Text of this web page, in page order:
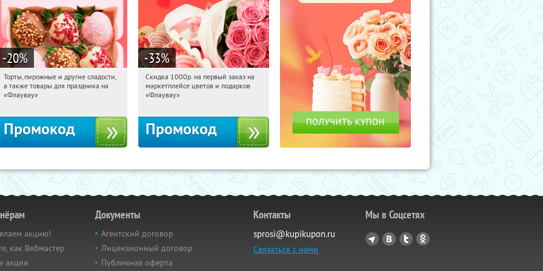
-20%
15:58:30 Получили:
Россия
Торты, пирожные и другие сладости,
а также товары для праздника на
«Флаувау»
Промокод
-33%
15:58:30 Получили:
Россия
Скидка 1000р. на первый заказ на
маркетплейсе цветов и подарков
«Флаувау»
Промокод
акцию!
как Вебмастер
акции
Документы
Агентский договор
Лицензионный договор
Публичная оферта
Контакты
sprosi@kupikupon.ru
Связаться с нами
Мы в Соцсетях